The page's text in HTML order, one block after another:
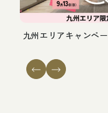
九州エ リ アキ ャ ンペー